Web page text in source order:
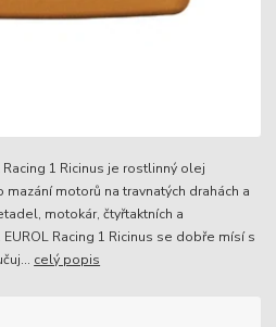
Racing 1 Ricinus je rostlinný olej
motorů na travnatých drahách a
motokár, čtyřtaktních a
Racing 1 Ricinus se dobře mísí s
celý popis